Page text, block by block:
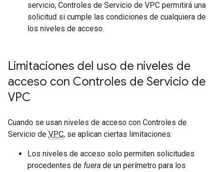
servicio, Controles de Servicio de VPC permitirá una
solicitud si cumple las condiciones de cualquiera de
los niveles de acceso.
Limitaciones del uso de niveles de
acceso con Controles de Servicio de
VPC
Cuando se usan niveles de acceso con Controles de
Servicio de VPC, se aplican ciertas limitaciones:
Los niveles de acceso solo permiten solicitudes
procedentes de fuera de un perímetro para los